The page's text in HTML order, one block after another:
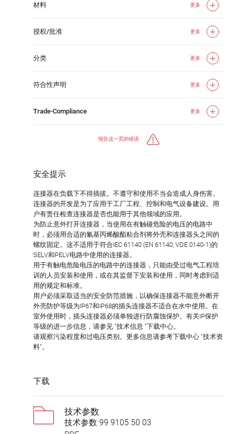
材料 更多
授权/批准 更多
分类 更多
符合性声明 更多
Trade-Compliance 更多
报告这一页的错误
安全提示
连接器在负载下不得插拔。不遵守和使用不当会造成人身伤害。
连接器的开发是为了应用于工厂工程、控制和电气设备建设。用
户有责任检查连接器是否也能用于其他领域的应用。
为防止意外打开连接器，当使用在有触碰危险的电压的电路中
时，必须用合适的氰基丙烯酸酯粘合剂将外壳和连接器头之间的
螺纹固定。这不适用于符合IEC 61140 (EN 61140, VDE 0140-1)的
SELV和PELV电路中使用的连接器。
用于有触电危险电压的电路中的连接器，只能由受过电气工程培
训的人员安装和使用，或在其监督下安装和使用，同时考虑到适
用的规定和标准。
用户必须采取适当的安全防范措施，以确保连接器不能意外断开
外壳防护等级为IP67和IP68的插头连接器不适合在水中使用。在
室外使用时，插头连接器必须单独进行防腐蚀保护。有关IP保护
等级的进一步信息，请参见 "技术信息 "下载中心。
请观察污染程度和过电压类别。更多信息请参考下载中心 "技术资
料"。
下载
技术参数
技术参数 99 9105 50 03